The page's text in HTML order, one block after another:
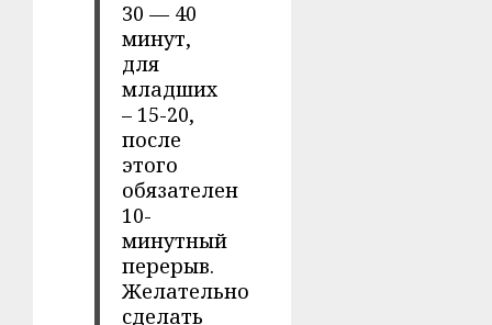
30 — 40
минут,
для
младших
– 15-20,
после
этого
обязателен
10-
минутный
перерыв.
Желательно
сделать